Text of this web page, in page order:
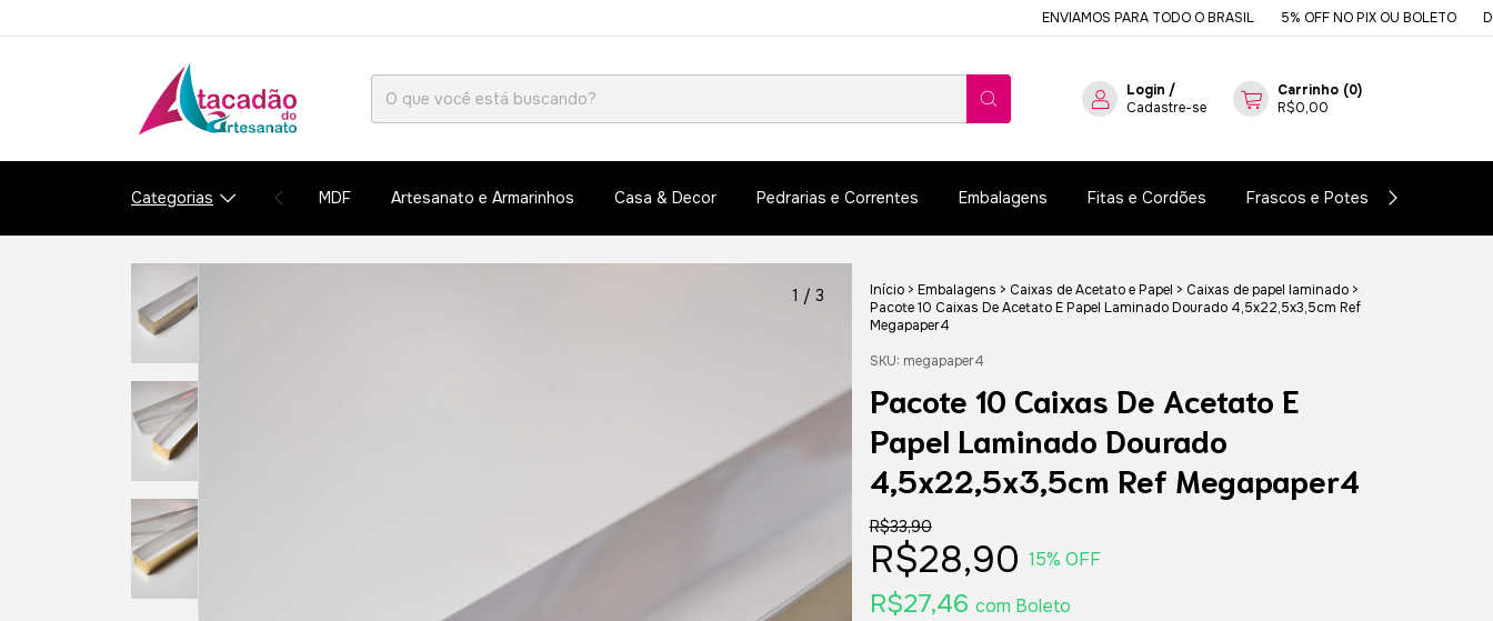
ENVIAMOS PARA TODO O BRASIL 5% OFF NO PIX OU BOLETO DESDE
Login /
Cadastre-se
Carrinho (0)
R$0,00
Categorias MDF Artesanato e Armarinhos Casa & Decor Pedrarias e Correntes Embalagens Fitas e Cordões Frascos e Potes
1 / 3 Início > Embalagens > Caixas de Acetato e Papel > Caixas de papel laminado >
Pacote 10 Caixas De Acetato E Papel Laminado Dourado 4,5x22,5x3,5cm Ref
Megapaper4
SKU: megapaper4
Pacote 10 Caixas De Acetato E
Papel Laminado Dourado
4,5x22,5x3,5cm Ref Megapaper4
R$33,90
R$28,90 15% OFF
R$27,46 com Boleto